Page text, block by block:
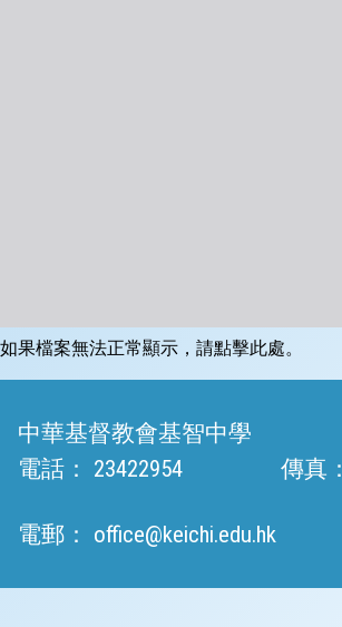
如果檔案無法正常顯示，請點擊此處。
中華基督教會基智中學
電話：
23422954 傳真：
電郵： office@keichi.edu.hk